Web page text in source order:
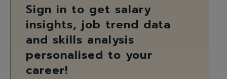
Sign in to get salary
insights, job trend data
and skills analysis
personalised to your
career!